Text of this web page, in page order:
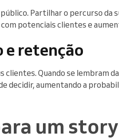
Partilhar o percurso da
potenciais clientes e
e retenção
Quando se lembram
decidir, aumentando a
um